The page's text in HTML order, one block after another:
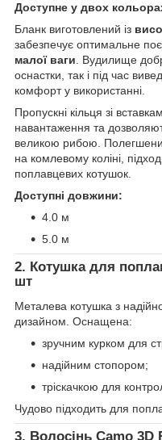
Доступне у двох
Бланк виготовлений із
забезпечує оптимальне
малої ваги. Вудилище
оснастки, так і під час
комфорт у використанні.
Пропускні кільця зі
навантаження та
великою рибою.
на комлевому коліні,
поплавцевих котушок.
Доступні довжини:
4.0 м
5.0 м
2. Котушка для
шт
Металева котушка з
дизайном. Оснащена:
зручним курком для
надійним стопором;
тріскачкою для
Чудово підходить для
3. Волосінь Camo